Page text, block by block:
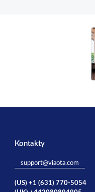
Kontakty
support@viaota.com
(US) +1 (631) 770-5054